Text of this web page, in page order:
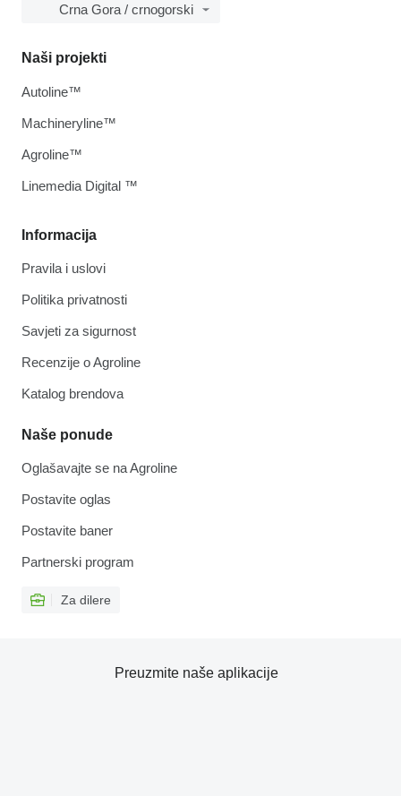
Crna Gora / crnogorski
Informacija
Pravila i uslovi
Politika privatnosti
Savjeti za sigurnost
Recenzije o Agroline
Katalog brendova
Naše ponude
Oglašavajte se na Agroline
Postavite oglas
Postavite baner
Partnerski program
Za dilere
Naši projekti
Autoline™
Machineryline™
Agroline™
Linemedia Digital ™
Preuzmite naše aplikacije